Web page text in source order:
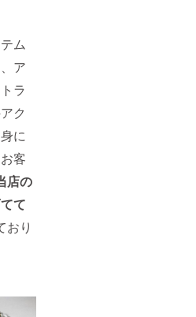
ム
ア
ラ
ク
に
客
店の
て
おり